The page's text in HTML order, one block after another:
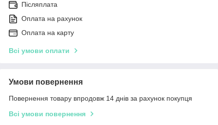
Післяплата
Оплата на рахунок
Оплата на карту
Всі умови оплати
Умови повернення
Повернення товару впродовж 14 днів за рахунок покупця
Всі умови повернення